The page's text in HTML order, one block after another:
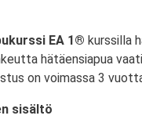
EA 1® kurssilla
hätäensiapua
on voimassa 3
sisältö